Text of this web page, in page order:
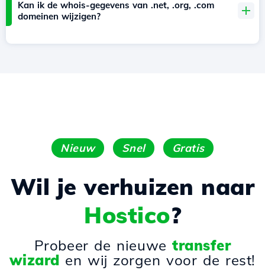
Kan ik de whois-gegevens van .net, .org, .com
domeinen wijzigen?
Nieuw Snel Gratis
Wil je verhuizen naar
Hostico?
Probeer de nieuwetransfer
wizard en wij zorgen voor de rest!